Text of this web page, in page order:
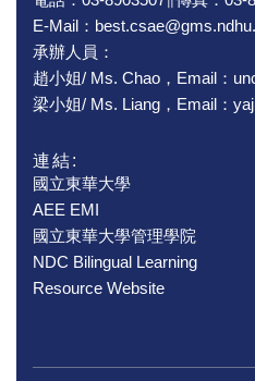
E-Mail：
承辦人員：
趙小姐/ Ms. Chao，Email：
梁小姐/ Ms. Liang，Email：
連結:
國立東華大學
AEE EMI
國立東華大學管理學院
NDC Bilingual Learning
Resource Website